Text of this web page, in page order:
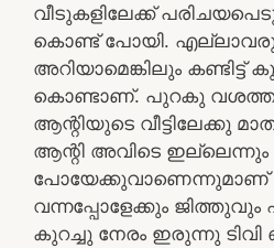
വീടുകളിലേക്ക്
കൊണ്ട് പോയി.
അറിയാമെങ്കിലും
കൊണ്ടാണ്. പുറകു
ആന്റിയുടെ വീട്ടിലേക്കു
ആന്റി അവിടെ ഇല്ലെന്നും
പോയേക്കുവാണെന്നുമാണ്
വന്നപ്പോളേക്കും ജിത്തുവും
കുറച്ചു നേരം ഇരുന്നു ടിവി